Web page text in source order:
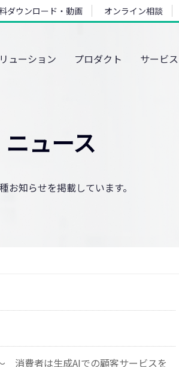
ダウンロード・動画 オンライン相談
ューション プロダクト サービス
ュース
お知らせを掲載しています。
消費者は生成AIでの顧客サービスを